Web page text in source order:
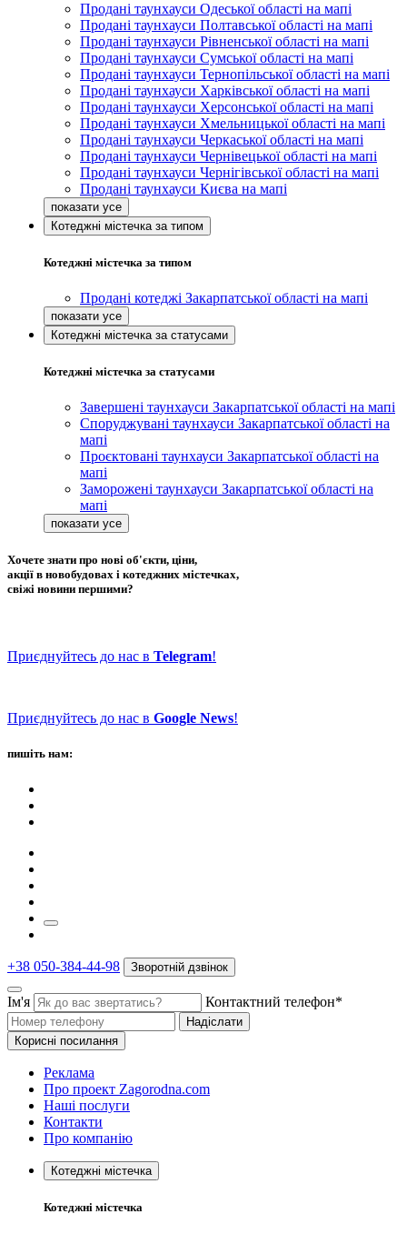
Продані таунхауси Одеської області на мапі
Продані таунхауси Полтавської області на мапі
Продані таунхауси Рівненської області на мапі
Продані таунхауси Сумської області на мапі
Продані таунхауси Тернопільської області на мапі
Продані таунхауси Харківської області на мапі
Продані таунхауси Херсонської області на мапі
Продані таунхауси Хмельницької області на мапі
Продані таунхауси Черкаської області на мапі
Продані таунхауси Чернівецької області на мапі
Продані таунхауси Чернігівської області на мапі
Продані таунхауси Києва на мапі
Котеджні містечка за типом
Котеджні містечка за типом
Продані котеджі Закарпатської області на мапі
Котеджні містечка за статусами
Котеджні містечка за статусами
Завершені таунхауси Закарпатської області на мапі
Споруджувані таунхауси Закарпатської області на
мапі
Проєктовані таунхауси Закарпатської області на
мапі
Заморожені таунхауси Закарпатської області на
мапі
Хочете знати про нові об'єкти, ціни,
акції в новобудовах і котеджних містечках,
свіжі новини першими?
Приєднуйтесь до нас в Telegram!
Приєднуйтесь до нас в Google News!
пишіть нам:
+38 050-384-44-98 Зворотній дзвінок
Ім'я Контактний телефон*
Надіслати
Корисні посилання
Реклама
Про проект Zagorodna.com
Наші послуги
Контакти
Про компанію
Котеджні містечка
Котеджні містечка